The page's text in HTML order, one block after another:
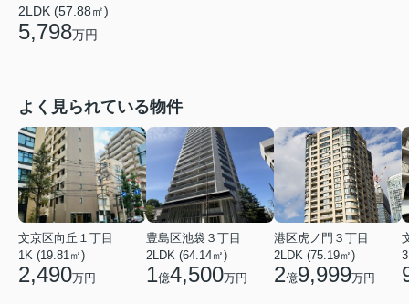
2LDK (57.88㎡)
5,798万円
よく見られている物件
文京区向丘１丁目
1K (19.81㎡)
2,490万円
豊島区池袋３丁目
2LDK (64.14㎡)
1億4,500万円
港区虎ノ門３丁目
2LDK (75.19㎡)
2億9,999万円